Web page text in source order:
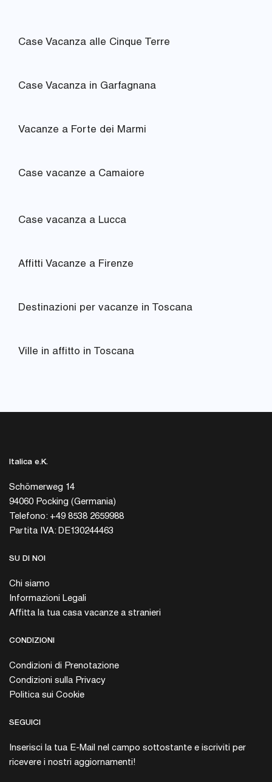
Case Vacanza alle Cinque Terre
Case Vacanza in Garfagnana
Vacanze a Forte dei Marmi
Case vacanze a Camaiore
Case vacanza a Lucca
Affitti Vacanze a Firenze
Destinazioni per vacanze in Toscana
Ville in affitto in Toscana
Italica e.K.
Schömerweg 14
94060 Pocking (Germania)
Telefono: +49 8538 2659988
Partita IVA: DE130244463
SU DI NOI
Chi siamo
Informazioni Legali
Affitta la tua casa vacanze a stranieri
CONDIZIONI
Condizioni di Prenotazione
Condizioni sulla Privacy
Politica sui Cookie
SEGUICI
Inserisci la tua E-Mail nel campo sottostante e iscriviti per
ricevere i nostri aggiornamenti!